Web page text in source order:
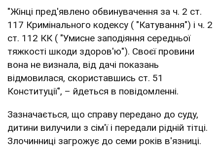
"Жінці пред'явлено обвинувачення за ч. 2 ст.
117 Кримінального кодексу ( "Катування") і ч. 2
ст. 112 КК ( "Умисне заподіяння середньої
тяжкості шкоди здоров'ю"). Своєї провини
вона не визнала, від дачі показань
відмовилася, скориставшись ст. 51
Конституції", – йдеться в повідомленні.
Зазначається, що справу передано до суду,
дитини вилучили з сім'ї і передали рідній тітці.
Злочинниці загрожує до семи років в'язниці.